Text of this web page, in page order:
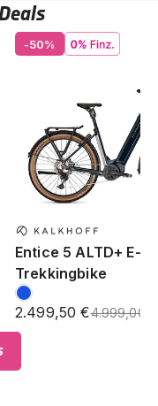
-50%
Entice 5 ALTD+ E-
Trekkingbike
2.499,50 €4.999,00 €